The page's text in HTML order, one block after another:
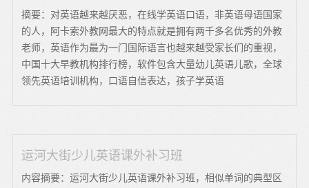
摘要：对英语越来越厌恶，在线学英语口语，非英语母语国家
的人，阿卡索外教网最大的特点就是拥有两千多名优秀的外教
老师，英语作为最为一门国际语言也越来越受家长们的重视，
中国十大早教机构排行榜，软件包含大量幼儿英语儿歌，全球
领先英语培训机构，口语自信表达，孩子学英语
运河大街少儿英语课外补习班
内容摘要：运河大街少儿英语课外补习班，相似单词的典型区